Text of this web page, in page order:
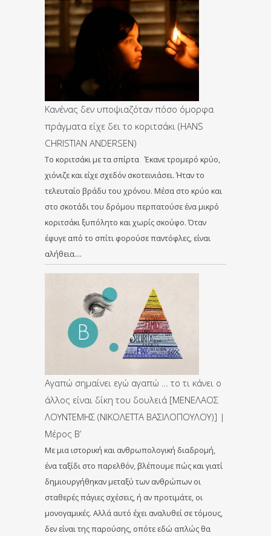
Κανένας δεν υποψιαζόταν πόσο όμορφα
πράγματα είχε δει το κοριτσάκι (HANS
CHRISTIAN ANDERSEN)
Το κοριτσάκι με τα σπίρτα Έκανε τρομερό κρύο,
χιόνιζε και είχε σχεδόν σκοτεινιάσει. Ήταν το
τελευταίο βράδυ του χρόνου. Μέσα στο κρύο και
στο σκοτάδι του δρόμου περπατούσε ένα μικρό
κοριτσάκι ξυπόλητο και χωρίς σκούφο. Όταν
έφυγε από το σπίτι φορούσε παντόφλες, είναι
αλήθεια….
Αγαπώ σημαίνει εγώ αγαπώ … το τι κάνει ο
άλλος είναι δίκη του δουλειά [ΜΕΝΕΛΑΟΣ
ΛΟΥΝΤΕΜΗΣ (ΝΙΚΟΛΕΤΤΑ ΒΑΣΙΛΟΠΟΥΛΟΥ)] |
Μέρος Β’
Με μια ιστορική και ανθρωπολογική διαδρομή,
ένα ταξίδι στο παρελθόν, βλέπουμε πώς και γιατί
δημιουργήθηκαν μεταξύ των ανθρώπων οι
σταθερές πάγιες σχέσεις, ή αν προτιμάτε, οι
μονογαμικές. Αλλά αυτό έχει αναλυθεί σε τόμους,
δεν είναι της παρούσης, οπότε εδώ απλώς θα